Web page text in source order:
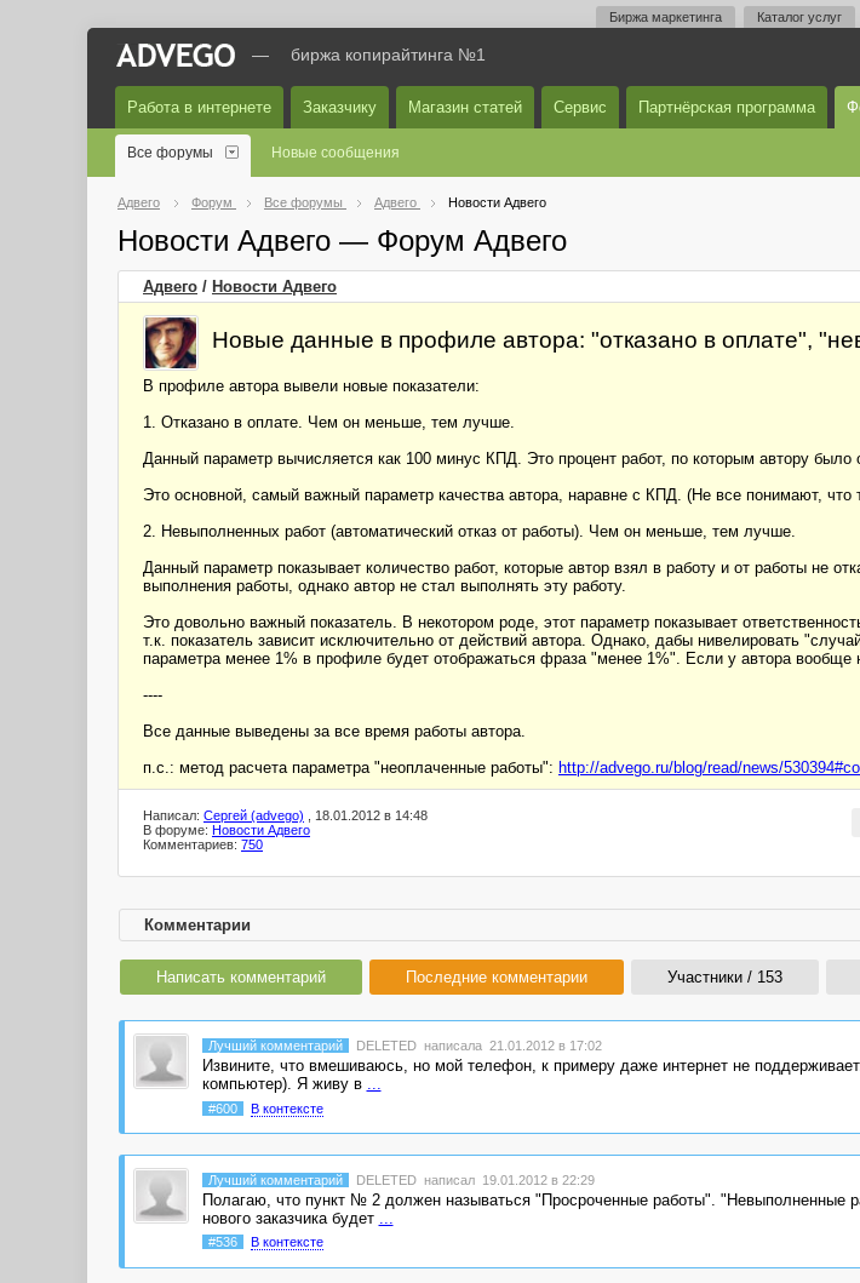
Биржа маркетинга Каталог услуг
— биржа копирайтинга №1
Работа в интернете Заказчику Магазин статей Сервис Партнёрская программа
Все форумы Новые сообщения
Адвего Форум Все форумы Адвего Новости Адвего
Новости Адвего — Форум Адвего
Адвего / Новости Адвего
Новые данные в профиле автора: "отказано в оплате",
В профиле автора вывели новые показатели:
1. Отказано в оплате. Чем он меньше, тем лучше.
Данный параметр вычисляется как 100 минус КПД. Это процент работ, по которым автору было
Это основной, самый важный параметр качества автора, наравне с КПД. (Не все понимают, что
2. Невыполненных работ (автоматический отказ от работы). Чем он меньше, тем лучше.
Данный параметр показывает количество работ, которые автор взял в работу и от работы не
выполнения работы, однако автор не стал выполнять эту работу.
Это довольно важный показатель. В некотором роде, этот параметр показывает
т.к. показатель зависит исключительно от действий автора. Однако, дабы нивелировать
параметра менее 1% в профиле будет отображаться фраза "менее 1%". Если у автора вообще
----
Все данные выведены за все время работы автора.
п.с.: метод расчета параметра "неоплаченные работы": http://advego.ru/blog/read/news/
Написал: Сергей (advego) , 18.01.2012 в 14:48
В форуме: Новости Адвего
Комментариев: 750
Комментарии
Написать комментарий Последние комментарии Участники / 153
Лучший комментарий DELETED написала 21.01.2012 в 17:02
Извините, что вмешиваюсь, но мой телефон, к примеру даже интернет не
компьютер). Я живу в ...
#600 В контексте
Лучший комментарий DELETED написал 19.01.2012 в 22:29
Полагаю, что пункт № 2 должен называться "Просроченные работы". "Невыполненные
нового заказчика будет
#536 В контексте